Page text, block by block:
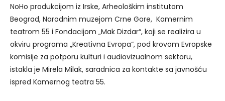
NoHo produkcijom iz Irske, Arheološkim institutom
Beograd, Narodnim muzejom Crne Gore, Kamernim
teatrom 55 i Fondacijom „Mak Dizdar“, koji se realizira u
okviru programa „Kreativna Evropa“, pod krovom Evropske
komisije za potporu kulturi i audiovizualnom sektoru,
istakla je Mirela Milak, saradnica za kontakte sa javnošću
ispred Kamernog teatra 55.